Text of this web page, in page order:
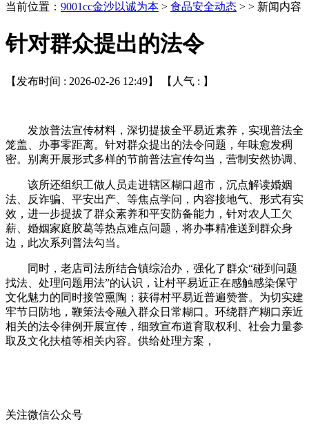
当前位置： 9001cc金沙以诚为本 > 食品安全动态 > > 新闻内容
针对群众提出的法令
【发布时间 : 2026-02-26 12:49】 【人气 : 】
发放普法宣传材料，深切提拔全平易近素养，实现普法全
笼盖、办事零距离。针对群众提出的法令问题，年味愈发稠
密。别离开展形式多样的节前普法宣传勾当，营制安然协调、
该所还组织工做人员走进辖区糊口超市，沉点解读婚姻
法、反诈骗、平安出产、等焦点学问，内容接地气、形式有实
效，进一步提拔了群众素养和平安防备能力，针对农人工欠
薪、婚姻家庭胶葛等热点难点问题，将办事精准送到群众身
边，此次系列普法勾当。
同时，老店司法所结合镇综治办，强化了群众“碰到问题
找法、处理问题用法”的认识，让村平易近正在感触感染保守
文化魅力的同时接管熏陶；获得村平易近普遍赞誉。为切实建
牢节日防地，鞭策法令融入群众日常糊口。环绕群产糊口亲近
相关的法令律例开展宣传，细致宣布道育取权利、社会力量参
取及文化扶植等相关内容。供给处理方案，
关注微信公众号